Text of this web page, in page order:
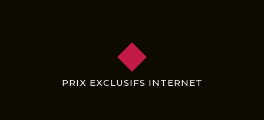
PRIX EXCLUSIFS INTERNET